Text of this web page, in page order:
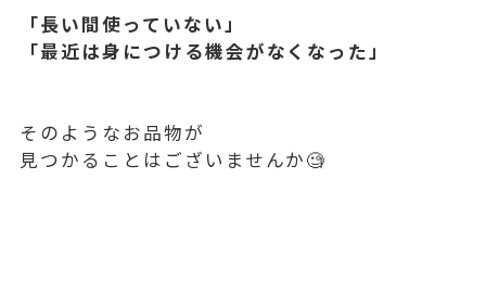
「長い間使っていない」
「最近は身につける機会がなくなった」
そのようなお品物が
見つかることはございませんか🧐